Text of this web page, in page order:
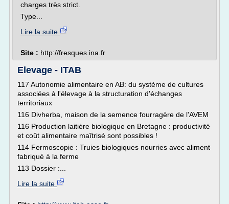
charges très strict.
Type...
Lire la suite
Site : http://fresques.ina.fr
Elevage - ITAB
117 Autonomie alimentaire en AB: du système de cultures
associées à l'élevage à la structuration d'échanges
territoriaux
116 Divherba, maison de la semence fourragère de l'AVEM
116 Production laitière biologique en Bretagne : productivité
et coût alimentaire maîtrisé sont possibles !
114 Fermoscopie : Truies biologiques nourries avec aliment
fabriqué à la ferme
113 Dossier :...
Lire la suite